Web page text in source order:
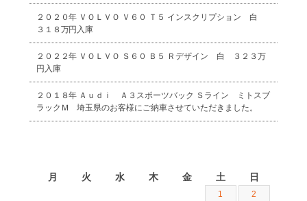
２０２０年 ＶＯＬＶＯ Ｖ６０ Ｔ５ インスクリプション 白
３１８万円入庫
２０２２年 ＶＯＬＶＯ Ｓ６０ Ｂ５ Ｒデザイン 白 ３２３万
円入庫
２０１８年 Ａｕｄｉ Ａ３スポーツバック Ｓライン ミトスブ
ラックＭ 埼玉県のお客様にご納車させていただきました。
月 火 水 木 金 土 日
1 2